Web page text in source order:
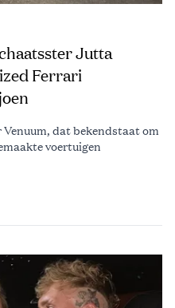
Jutta
Ferrari
dat bekendstaat om
voertuigen